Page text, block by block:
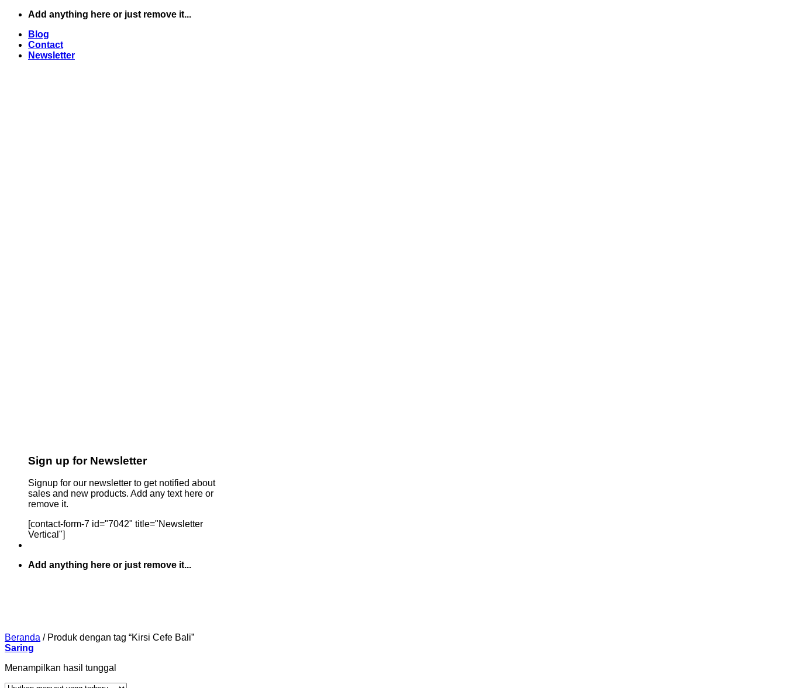
Skip
content
Add anything here or just remove it...
Blog
Contact
Newsletter
Sign up for Newsletter
Signup for our newsletter to get notified about
sales and new products. Add any text here or
remove it.
[contact-form-7 id="7042" title="Newsletter
Vertical"]
Add anything here or just remove it...
Beranda /Produk dengan tag “Kirsi Cefe Bali”
Saring
Menampilkan hasil tunggal